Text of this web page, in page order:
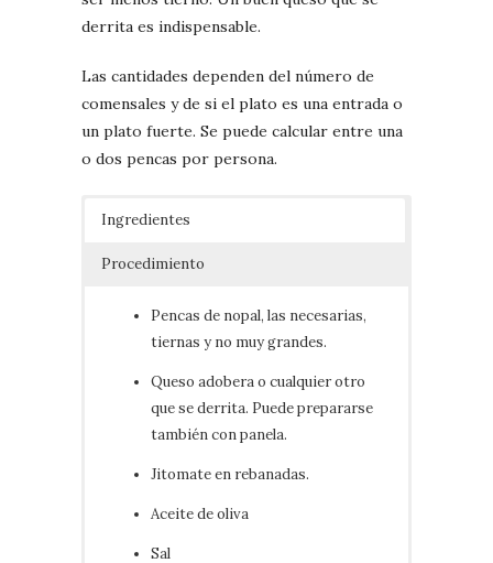
derrita es indispensable.
Las cantidades dependen del número de
comensales y de si el plato es una entrada o
un plato fuerte. Se puede calcular entre una
o dos pencas por persona.
Ingredientes
Procedimiento
Pencas de nopal, las necesarias,
tiernas y no muy grandes.
Queso adobera o cualquier otro
que se derrita. Puede prepararse
también con panela.
Jitomate en rebanadas.
Aceite de oliva
Sal